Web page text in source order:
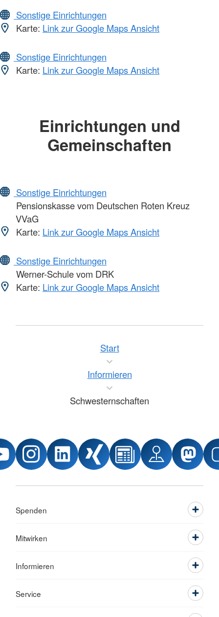
Sonstige Einrichtungen
Karte: Link zur Google Maps Ansicht
Sonstige Einrichtungen
Karte: Link zur Google Maps Ansicht
Einrichtungen und
Gemeinschaften
Sonstige Einrichtungen
Pensionskasse vom Deutschen Roten Kreuz
VVaG
Karte: Link zur Google Maps Ansicht
Sonstige Einrichtungen
Werner-Schule vom DRK
Karte: Link zur Google Maps Ansicht
Start
Informieren
Schwesternschaften
Spenden
Mitwirken
Informieren
Service